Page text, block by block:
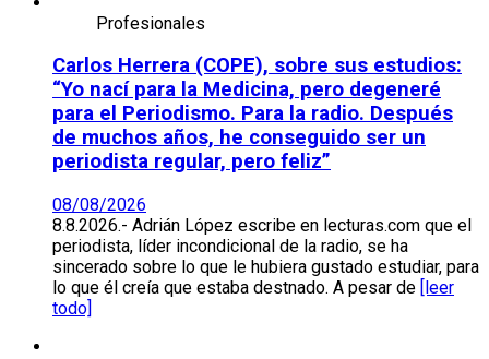
Profesionales
Carlos Herrera (COPE), sobre sus estudios:
“Yo nací para la Medicina, pero degeneré
para el Periodismo. Para la radio. Después
de muchos años, he conseguido ser un
periodista regular, pero feliz”
08/08/2026
8.8.2026.- Adrián López escribe en lecturas.com que el
periodista, líder incondicional de la radio, se ha
sincerado sobre lo que le hubiera gustado estudiar, para
lo que él creía que estaba destnado. A pesar de
[leer
todo]